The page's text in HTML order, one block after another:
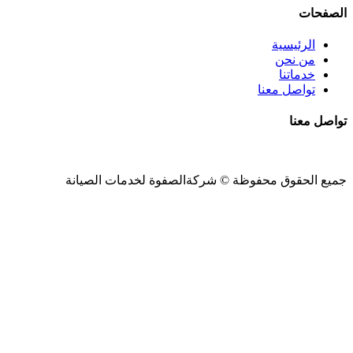
الصفحات
الرئيسية
من نحن
خدماتنا
تواصل معنا
تواصل معنا
جميع الحقوق محفوظة © شركةالصفوة لخدمات الصيانة